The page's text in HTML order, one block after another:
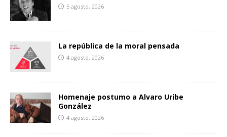
5 agosto, 2026
La república de la moral pensada
4 agosto, 2026
Homenaje postumo a Alvaro Uribe
González
4 agosto, 2026